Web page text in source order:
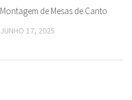
Montagem de Mesas de Canto
JUNHO 17, 2025